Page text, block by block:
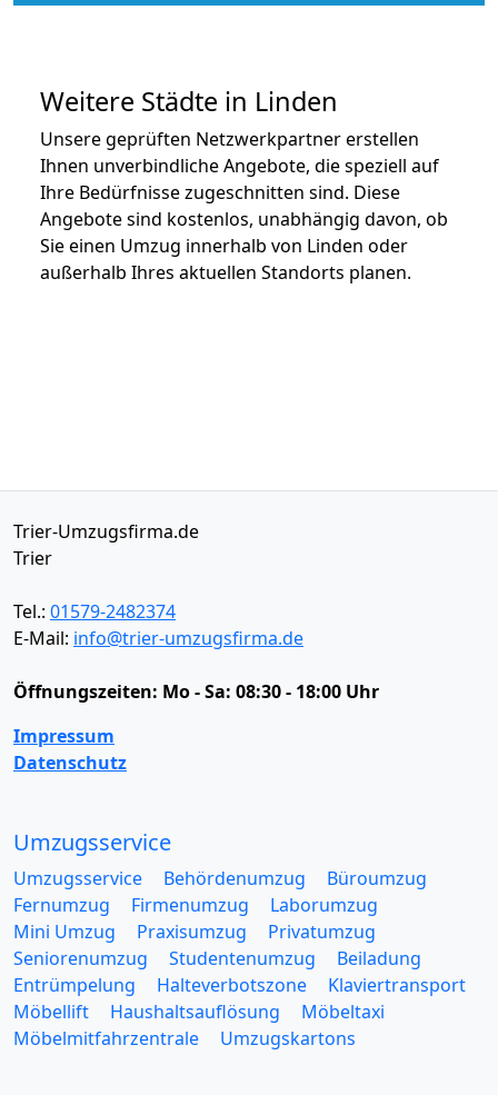
Weitere Städte in Linden
Unsere geprüften Netzwerkpartner erstellen
Ihnen unverbindliche Angebote, die speziell auf
Ihre Bedürfnisse zugeschnitten sind. Diese
Angebote sind kostenlos, unabhängig davon, ob
Sie einen Umzug innerhalb von Linden oder
außerhalb Ihres aktuellen Standorts planen.
Trier-Umzugsfirma.de
Trier
Tel.: 01579-2482374
E-Mail: info@trier-umzugsfirma.de
Öffnungszeiten: Mo - Sa: 08:30 - 18:00 Uhr
Impressum
Datenschutz
Umzugsservice
Umzugsservice Behördenumzug
Büroumzug
Fernumzug
Firmenumzug
Laborumzug
Mini Umzug
Praxisumzug
Privatumzug
Seniorenumzug
Studentenumzug
Beiladung
Entrümpelung
Halteverbotszone
Klaviertransport
Möbellift
Haushaltsauflösung
Möbeltaxi
Möbelmitfahrzentrale
Umzugskartons